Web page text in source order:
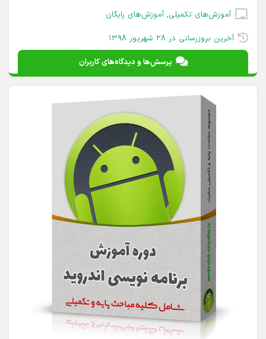
آموزش‌های تکمیلی, آموزش‌های رایگان
آخرین بروزرسانی در ۲۸ شهریور ۱۳۹۸
پرسش‌ها و دیدگاه‌های کاربران